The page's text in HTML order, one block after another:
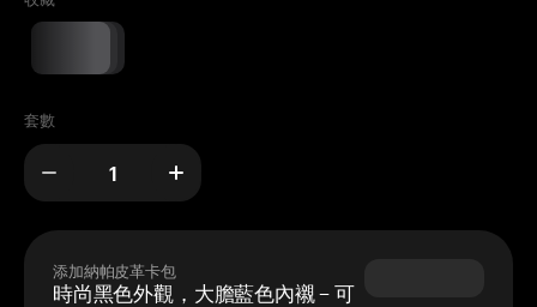
套數
添加納帕皮革卡包
時尚黑色外觀，大膽藍色內襯 – 可